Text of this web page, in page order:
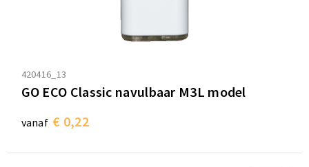
420416_13
GO ECO Classic navulbaar M3L model
vanaf € 0,22